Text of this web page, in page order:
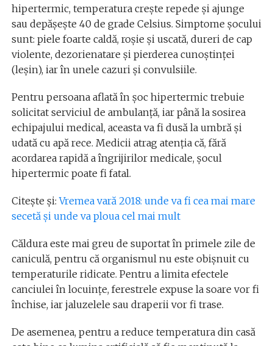
hipertermic, temperatura creşte repede şi ajunge
sau depăşeşte 40 de grade Celsius. Simptome şocului
sunt: piele foarte caldă, roşie şi uscată, dureri de cap
violente, dezorienatare şi pierderea cunoştinţei
(leşin), iar în unele cazuri şi convulsiile.
Pentru persoana aflată în şoc hipertermic trebuie
solicitat serviciul de ambulanţă, iar până la sosirea
echipajului medical, aceasta va fi dusă la umbră şi
udată cu apă rece. Medicii atrag atenţia că, fără
acordarea rapidă a îngrijirilor medicale, şocul
hipertermic poate fi fatal.
Citește și:Vremea vară 2018: unde va fi cea mai mare
secetă și unde va ploua cel mai mult
Căldura este mai greu de suportat în primele zile de
caniculă, pentru că organismul nu este obişnuit cu
temperaturile ridicate. Pentru a limita efectele
canciulei în locuinţe, ferestrele expuse la soare vor fi
închise, iar jaluzelele sau draperii vor fi trase.
De asemenea, pentru a reduce temperatura din casă